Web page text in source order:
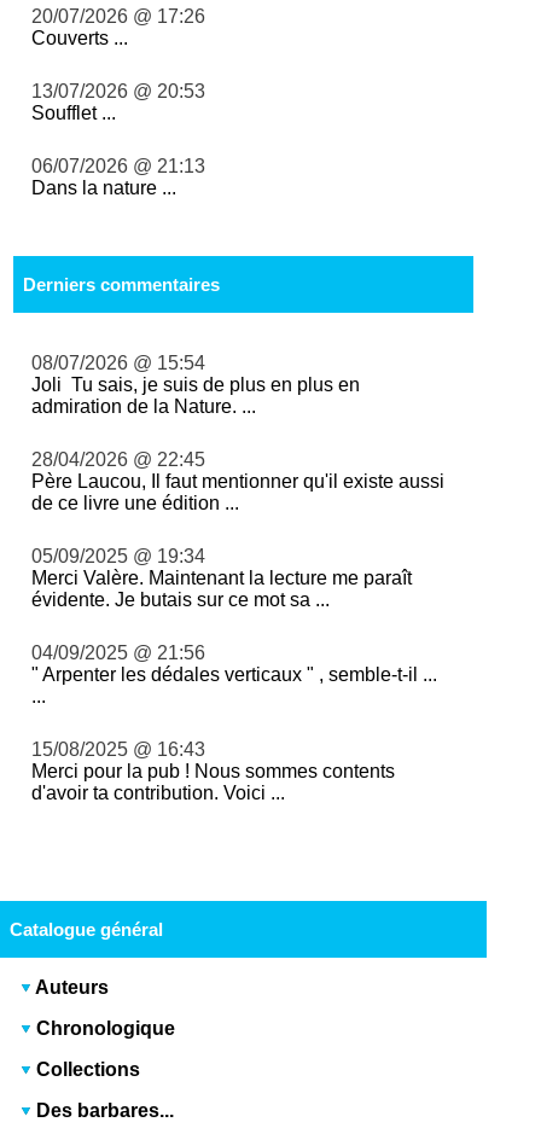
20/07/2026 @ 17:26
Couverts ...
13/07/2026 @ 20:53
Soufflet ...
06/07/2026 @ 21:13
Dans la nature ...
Derniers commentaires
08/07/2026 @ 15:54
Joli Tu sais, je suis de plus en plus en
admiration de la Nature. ...
28/04/2026 @ 22:45
Père Laucou, Il faut mentionner qu'il existe aussi
de ce livre une édition ...
05/09/2025 @ 19:34
Merci Valère. Maintenant la lecture me paraît
évidente. Je butais sur ce mot sa ...
04/09/2025 @ 21:56
" Arpenter les dédales verticaux " , semble-t-il ...
...
15/08/2025 @ 16:43
Merci pour la pub ! Nous sommes contents
d'avoir ta contribution. Voici ...
Catalogue général
Auteurs
Chronologique
Collections
Des barbares...